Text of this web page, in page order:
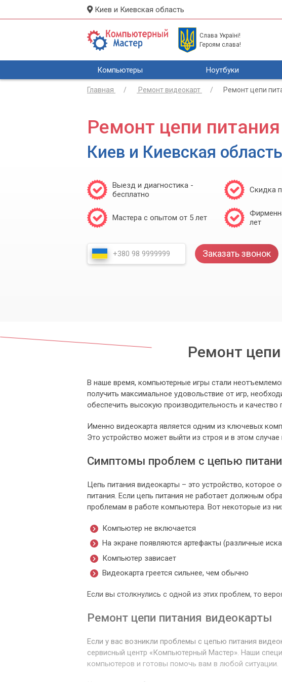
Киев и Киевская область
Слава Україні!
Героям слава!
Компьютеры Ноутбуки
Главная Ремонт видеокарт Ремонт цепи
Ремонт цепи
Киев и Киевская область
Выезд и диагностика -
бесплатно
Скидка
Мастера с опытом от 5 лет
лет
Заказать звонок
Ремонт
В наше время, компьютерные игры стали
получить максимальное удовольствие от игр,
обеспечить высокую производительность и качество
Именно видеокарта является одним из ключевых
Это устройство может выйти из строя и в этом
Симптомы проблем с цепью
Цепь питания видеокарты – это устройство, которое
питания. Если цепь питания не работает должным
проблемам в работе компьютера. Вот некоторые из
Компьютер не включается
На экране появляются артефакты (различные
Компьютер зависает
Видеокарта греется сильнее, чем обычно
Если вы столкнулись с одной из этих проблем, то
Ремонт цепи питания видеокарты
Если у вас возникли проблемы с цепью питания
сервисный центр «Компьютерный Мастер». Наши
компьютеров и готовы помочь вам в любой ситуации.